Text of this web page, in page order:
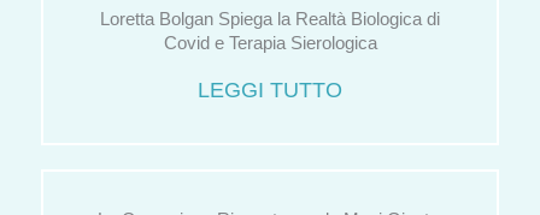
Loretta Bolgan Spiega la Realtà Biologica di
Covid e Terapia Sierologica
LEGGI TUTTO